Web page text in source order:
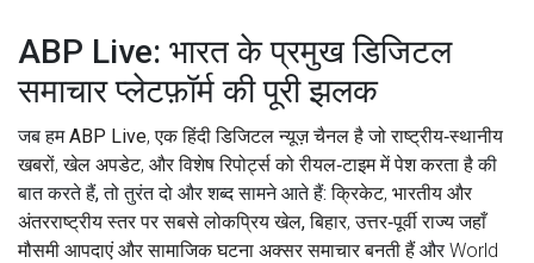
ABP Live: भारत के प्रमुख डिजिटल
समाचार प्लेटफ़ॉर्म की पूरी झलक
जब हमABP Live,एक हिंदी डिजिटल न्यूज़ चैनल है जो राष्ट्रीय‑स्थानीय
खबरों, खेल अपडेट, और विशेष रिपोर्ट्स को रीयल‑टाइम में पेश करता हैकी
बात करते हैं, तो तुरंत दो और शब्द सामने आते हैं:क्रिकेट, भारतीय और
अंतरराष्ट्रीय स्तर पर सबसे लोकप्रिय खेल,बिहार,उत्तर‑पूर्वी राज्य जहाँ
मौसमी आपदाएं और सामाजिक घटना अक्सर समाचार बनती हैंऔर World